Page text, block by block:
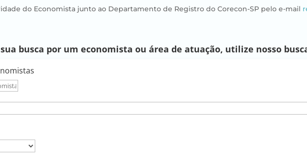
do Economista junto ao Departamento de Registro do Corecon-SP pelo e-mail
busca por um economista ou área de atuação, utilize nosso